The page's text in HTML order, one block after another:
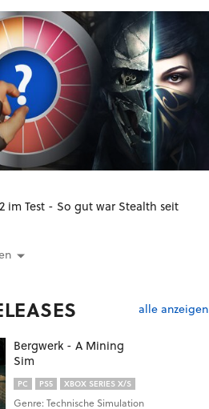
im Test - So gut war Stealth seit
alle anzeigen
Bergwerk - A Mining
Sim
PC PS5 XBOX SERIES X/S
Genre: Technische Simulation